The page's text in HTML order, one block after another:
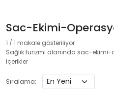
Sac-Ekimi-
1 / 1 makale gösteriliyor
Sağlık turizmi alanında sac-
içerikler
Sıralama: